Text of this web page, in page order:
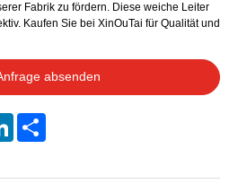
Fabrik zu fördern. Diese weiche Leiter
Kaufen Sie bei XinOuTai für Qualität und
absenden
LinkedIn